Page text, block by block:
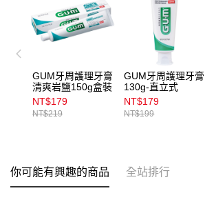
GUM牙周護理牙膏
清爽岩鹽150g盒裝
NT$179
NT$219
GUM牙周護理牙膏
130g-直立式
NT$179
NT$199
你可能有興趣的商品 全站排行